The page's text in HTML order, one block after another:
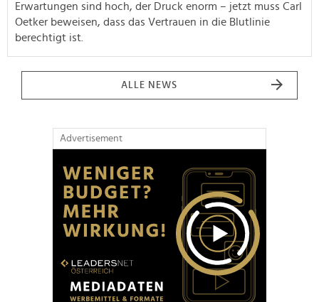
Erwartungen sind hoch, der Druck enorm – jetzt muss Carl
Oetker beweisen, dass das Vertrauen in die Blutlinie
berechtigt ist.
ALLE NEWS
Advertisement